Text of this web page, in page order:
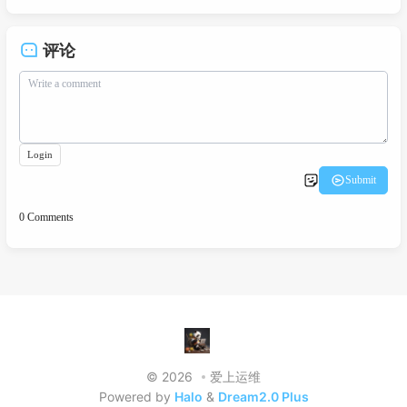
评论
© 2026
爱上运维
Powered by Halo & Dream2.0 Plus